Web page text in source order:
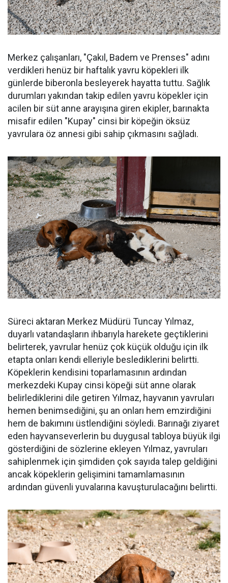
Merkez çalışanları, "Çakıl, Badem ve Prenses" adını
verdikleri henüz bir haftalık yavru köpekleri ilk
günlerde biberonla besleyerek hayatta tuttu. Sağlık
durumları yakından takip edilen yavru köpekler için
acilen bir süt anne arayışına giren ekipler, barınakta
misafir edilen "Kupay" cinsi bir köpeğin öksüz
yavrulara öz annesi gibi sahip çıkmasını sağladı.
Süreci aktaran Merkez Müdürü Tuncay Yılmaz,
duyarlı vatandaşların ihbarıyla harekete geçtiklerini
belirterek, yavrular henüz çok küçük olduğu için ilk
etapta onları kendi elleriyle beslediklerini belirtti.
Köpeklerin kendisini toparlamasının ardından
merkezdeki Kupay cinsi köpeği süt anne olarak
belirlediklerini dile getiren Yılmaz, hayvanın yavruları
hemen benimsediğini, şu an onları hem emzirdiğini
hem de bakımını üstlendiğini söyledi. Barınağı ziyaret
eden hayvanseverlerin bu duygusal tabloya büyük ilgi
gösterdiğini de sözlerine ekleyen Yılmaz, yavruları
sahiplenmek için şimdiden çok sayıda talep geldiğini
ancak köpeklerin gelişimini tamamlamasının
ardından güvenli yuvalarına kavuşturulacağını belirtti.